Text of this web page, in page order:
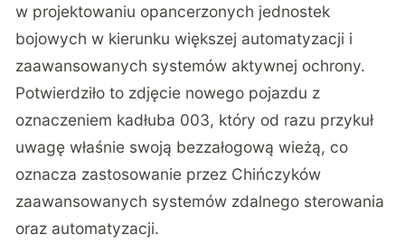
w projektowaniu opancerzonych jednostek
bojowych w kierunku większej automatyzacji i
zaawansowanych systemów aktywnej ochrony.
Potwierdziło to zdjęcie nowego pojazdu z
oznaczeniem kadłuba 003, który od razu przykuł
uwagę właśnie swoją bezzałogową wieżą, co
oznacza zastosowanie przez Chińczyków
zaawansowanych systemów zdalnego sterowania
oraz automatyzacji.